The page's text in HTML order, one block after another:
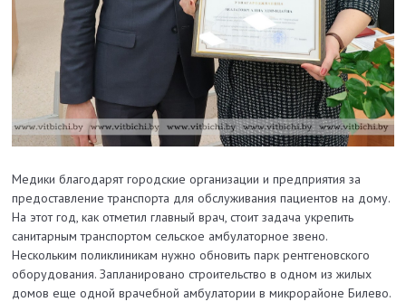
Медики благодарят городские организации и предприятия за
предоставление транспорта для обслуживания пациентов на дому.
На этот год, как отметил главный врач, стоит задача укрепить
санитарным транспортом сельское амбулаторное звено.
Нескольким поликлиникам нужно обновить парк рентгеновского
оборудования. Запланировано строительство в одном из жилых
домов еще одной врачебной амбулатории в микрорайоне Билево.